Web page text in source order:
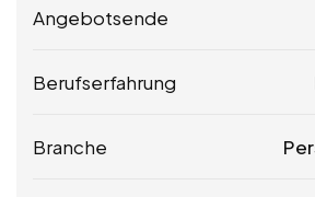
Angebotsende
Berufserfahrung
Branche